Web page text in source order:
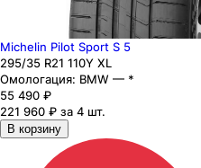
Michelin Pilot Sport S 5
295/35 R21 110Y XL
Омологация: BMW — *
55 490 ₽
221 960 ₽ за 4 шт.
В корзину